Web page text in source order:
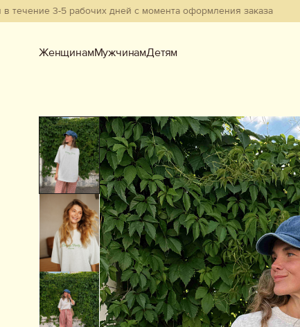
3-5 рабочих дней с момента оформления заказа
ЖенщинамМужчинамДетям
Смотреть всё
Новинки
В наличии
Бестселлеры
Одежда
Обувь